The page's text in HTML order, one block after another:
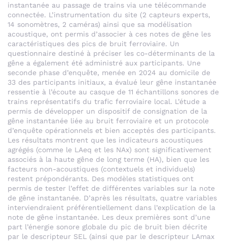
instantanée au passage de trains via une télécommande
connectée. L’instrumentation du site (2 capteurs experts,
14 sonomètres, 2 caméras) ainsi que sa modélisation
acoustique, ont permis d’associer à ces notes de gêne les
caractéristiques des pics de bruit ferroviaire. Un
questionnaire destiné à préciser les co-déterminants de la
gêne a également été administré aux participants. Une
seconde phase d’enquête, menée en 2024 au domicile de
33 des participants initiaux, a évalué leur gêne instantanée
ressentie à l’écoute au casque de 11 échantillons sonores de
trains représentatifs du trafic ferroviaire local. L’étude a
permis de développer un dispositif de consignation de la
gêne instantanée liée au bruit ferroviaire et un protocole
d’enquête opérationnels et bien acceptés des participants.
Les résultats montrent que les indicateurs acoustiques
agrégés (comme le LAeq et les NAx) sont significativement
associés à la haute gêne de long terme (HA), bien que les
facteurs non-acoustiques (contextuels et individuels)
restent prépondérants. Des modèles statistiques ont
permis de tester l’effet de différentes variables sur la note
de gêne instantanée. D’après les résultats, quatre variables
interviendraient préférentiellement dans l’explication de la
note de gêne instantanée. Les deux premières sont d’une
part l’énergie sonore globale du pic de bruit bien décrite
par le descripteur SEL (ainsi que par le descripteur LAmax